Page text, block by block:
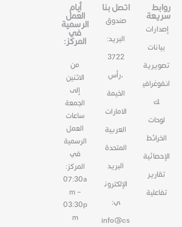
روابط
سريعة
إصدارات
بيانات
تصويرية
انفوغرافي
ك
لوحات
الخرائط
الإحصائية
تقارير
تفاعلية
اتصل بنا
صندوق
البريد:
3722
،رأس
الخيمة
الامارات
العربية
المتحدة
البريد
الإلكترون
ي:
info@cs
أيام
العمل
الرسمية
في
المركز:
من
الاثنين
إلى
الجمعة
ساعات
العمل
الرسمية
في
المركز:
07:30a
m –
03:30p
m